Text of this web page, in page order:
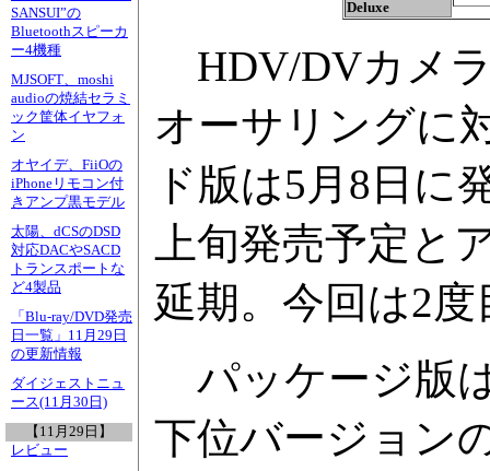
SANSUI”の
Bluetoothスピーカ
ー4機種
MJSOFT、moshi
audioの焼結セラミ
ック筐体イヤフォ
ン
オヤイデ、FiiOの
iPhoneリモコン付
きアンプ黒モデル
太陽、dCSのDSD
対応DACやSACD
トランスポートな
ど4製品
「Blu-ray/DVD発売
日一覧」11月29日
の更新情報
ダイジェストニュ
ース(11月30日)
【11月29日】
レビュー
Deluxe
HDV/DVカメ
オーサリングに
ド版は5月8日に
上旬発売予定と
延期。今回は2
パッケージ版
下位バージョン